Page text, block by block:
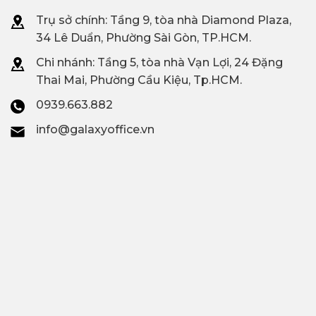
Trụ sở chính: Tầng 9, tòa nhà Diamond Plaza,
34 Lê Duẩn, Phường Sài Gòn, TP.HCM.
Chi nhánh: Tầng 5, tòa nhà Vạn Lợi, 24 Đặng
Thai Mai, Phường Cầu Kiệu, Tp.HCM.
0939.663.882
info@galaxyoffice.vn